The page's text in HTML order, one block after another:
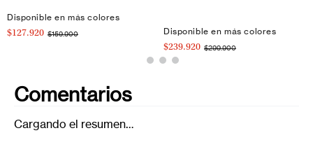
Disponible en más colores
$127.920 $159.900 Disponible en más colores
$239.920 $299.900
Comentarios
Cargando el resumen…